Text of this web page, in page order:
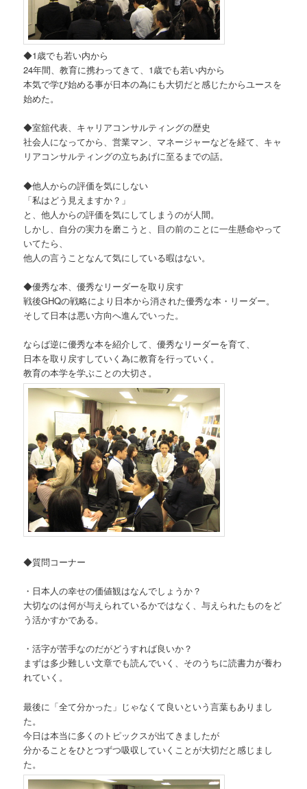
◆1歳でも若い内から
24年間、教育に携わってきて、1歳でも若い内から
本気で学び始める事が日本の為にも大切だと感じたからユースを
始めた。
◆室舘代表、キャリアコンサルティングの歴史
社会人になってから、営業マン、マネージャーなどを経て、キャ
リアコンサルティングの立ちあげに至るまでの話。
◆他人からの評価を気にしない
「私はどう見えますか？」
と、他人からの評価を気にしてしまうのが人間。
しかし、自分の実力を磨こうと、目の前のことに一生懸命やって
いてたら、
他人の言うことなんて気にしている暇はない。
◆優秀な本、優秀なリーダーを取り戻す
戦後GHQの戦略により日本から消された優秀な本・リーダー。
そして日本は悪い方向へ進んでいった。
ならば逆に優秀な本を紹介して、優秀なリーダーを育て、
日本を取り戻すしていく為に教育を行っていく。
教育の本学を学ぶことの大切さ。
◆質問コーナー
・日本人の幸せの価値観はなんでしょうか？
大切なのは何が与えられているかではなく、与えられたものをど
う活かすかである。
・活字が苦手なのだがどうすれば良いか？
まずは多少難しい文章でも読んでいく、そのうちに読書力が養わ
れていく。
最後に「全て分かった」じゃなくて良いという言葉もありまし
た。
今日は本当に多くのトピックスが出てきましたが
分かることをひとつずつ吸収していくことが大切だと感じまし
た。